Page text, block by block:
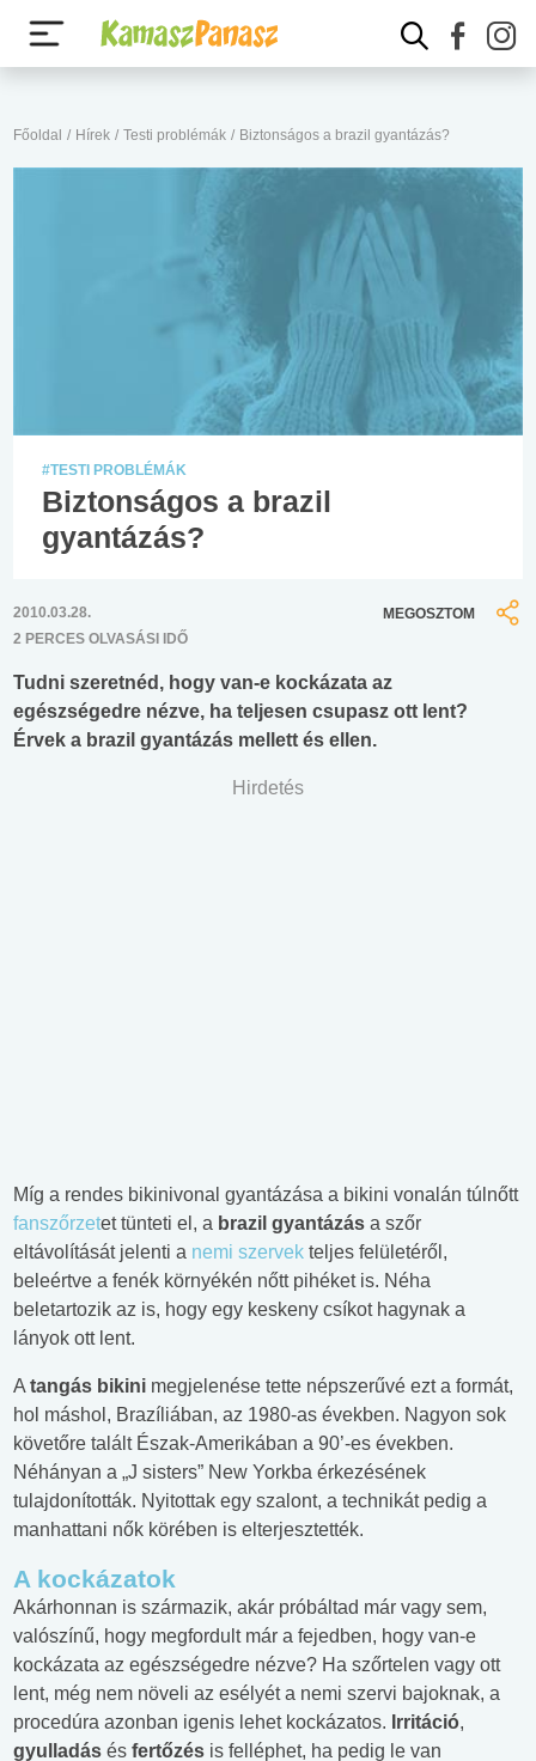
Főoldal / Hírek / Testi problémák / Biztonságos a brazil gyantázás?
#TESTI PROBLÉMÁK
Biztonságos a brazil
gyantázás?
2010.03.28.
2 PERCES OLVASÁSI IDŐ
MEGOSZTOM
Tudni szeretnéd, hogy van-e kockázata az
egészségedre nézve, ha teljesen csupasz ott lent?
Érvek a brazil gyantázás mellett és ellen.
Hirdetés
Míg a rendes bikinivonal gyantázása a bikini vonalán túlnőtt
fanszőrzetet tünteti el, a brazil gyantázás a szőr
eltávolítását jelenti a nemi szervek teljes felületéről,
beleértve a fenék környékén nőtt pihéket is. Néha
beletartozik az is, hogy egy keskeny csíkot hagynak a
lányok ott lent.
A tangás bikini megjelenése tette népszerűvé ezt a formát,
hol máshol, Brazíliában, az 1980-as években. Nagyon sok
követőre talált Észak-Amerikában a 90’-es években.
Néhányan a „J sisters” New Yorkba érkezésének
tulajdonították. Nyitottak egy szalont, a technikát pedig a
manhattani nők körében is elterjesztették.
A kockázatok
Akárhonnan is származik, akár próbáltad már vagy sem,
valószínű, hogy megfordult már a fejedben, hogy van-e
kockázata az egészségedre nézve? Ha szőrtelen vagy ott
lent, még nem növeli az esélyét a nemi szervi bajoknak, a
procedúra azonban igenis lehet kockázatos. Irritáció,
gyulladás és fertőzés is felléphet, ha pedig le van